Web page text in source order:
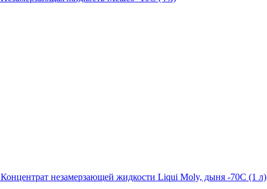
Концентрат незамерзающей жидкости Liqui Moly, дыня -70С (1 л)